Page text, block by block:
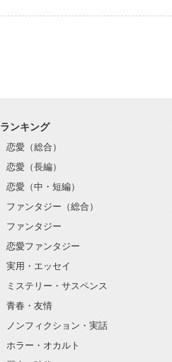
ランキング
恋愛（総合）
恋愛（長編）
恋愛（中・短編）
ファンタジー（総合）
ファンタジー
恋愛ファンタジー
実用・エッセイ
ミステリー・サスペンス
青春・友情
ノンフィクション・実話
ホラー・オカルト